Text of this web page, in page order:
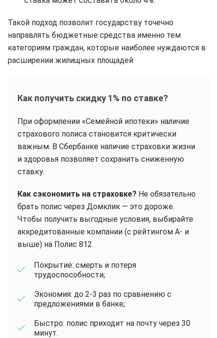
Такой подход позволит государству точечно
направлять бюджетные средства именно тем
категориям граждан, которые наиболее нуждаются в
расширении жилищных площадей.
Как получить скидку 1% по ставке?
При оформлении «Семейной ипотеки» наличие
страхового полиса становится критически
важным. В Сбербанке наличие страховки жизни
и здоровья позволяет сохранить сниженную
ставку.
Как сэкономить на страховке? Не обязательно
брать полис через Домклик — это дороже.
Чтобы получить выгодные условия, выбирайте
аккредитованные компании (с рейтингом А- и
выше) на Полис 812.
Покрытие: смерть и потеря
трудоспособности;
Экономия: до 2-3 раз по сравнению с
предложениями в банке;
Быстро: полис приходит на почту через 30
минут.